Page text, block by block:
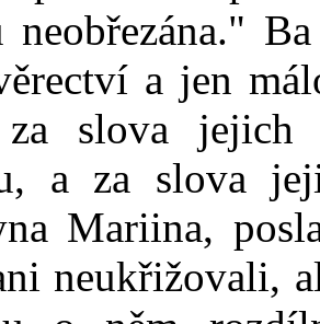
neobřezána."
a jen
slova jejich
a za slova
Mariina,
neukřižovali,